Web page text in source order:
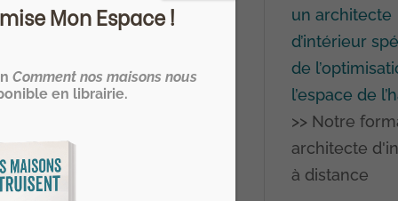
un architecte
d’intérieur
de
l’espace de
>> Notre
architecte
à distance
Mon Espace !
Comment nos maisons nous
en librairie.